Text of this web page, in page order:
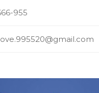
955